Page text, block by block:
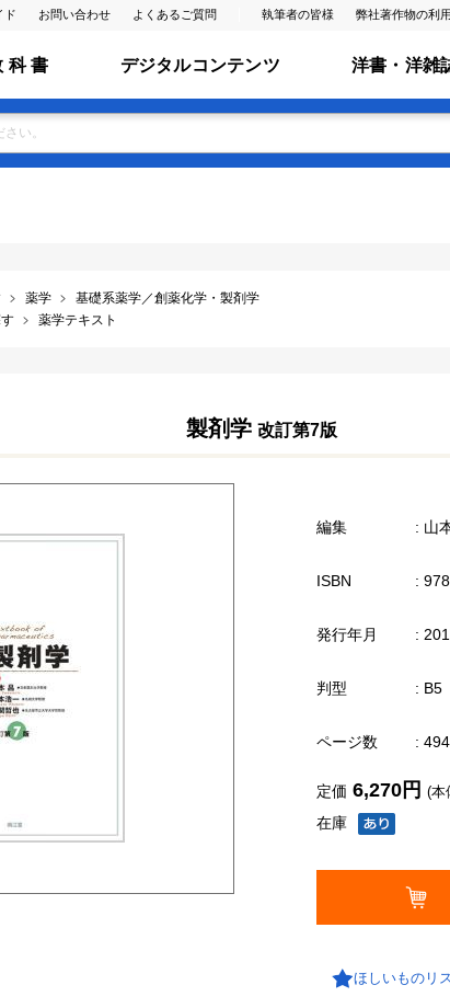
ド お問い合わせ よくあるご質問 執筆者の皆様 弊社著作物の利
科 書 デジタルコンテンツ 洋書・洋雑
薬学
基礎系薬学／創薬化学・製剤学
薬学テキスト
製剤学 改訂第7版
編集 : 山
ISBN :
発行年月 :
判型 : B5
ページ数 : 494
在庫
定価 6,270円 (本
ほしいものリ